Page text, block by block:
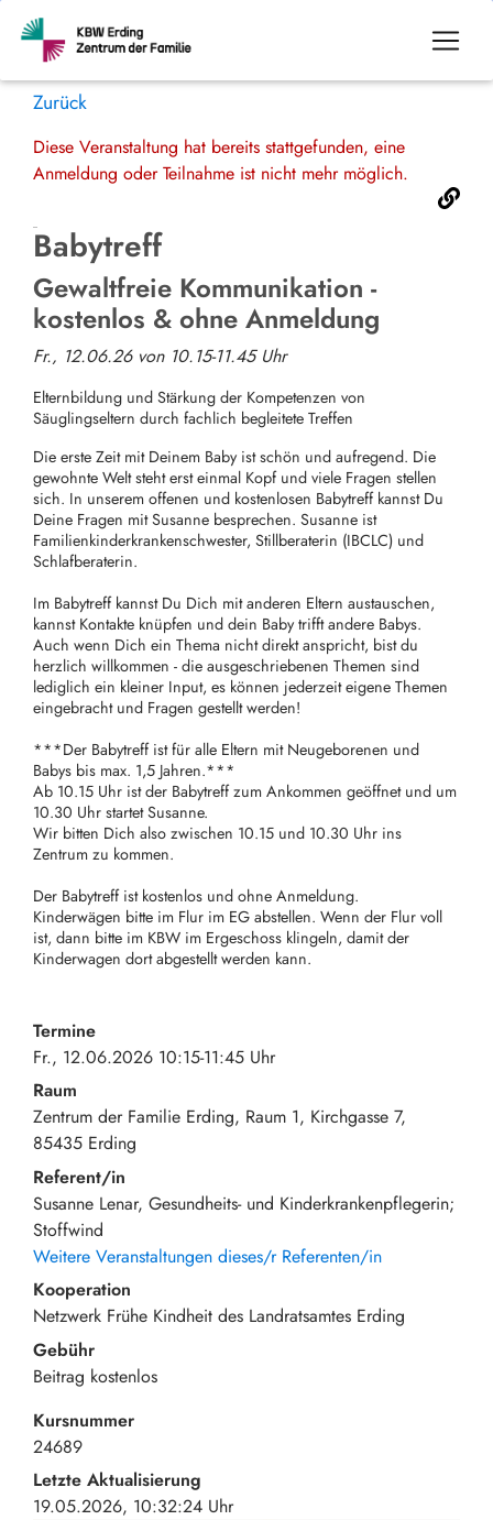
Zurück
Diese Veranstaltung hat bereits stattgefunden, eine
Anmeldung oder Teilnahme ist nicht mehr möglich.
Babytreff
Gewaltfreie Kommunikation -
kostenlos & ohne Anmeldung
Fr., 12.06.26 von 10.15-11.45 Uhr
Elternbildung und Stärkung der Kompetenzen von
Säuglingseltern durch fachlich begleitete Treffen
Die erste Zeit mit Deinem Baby ist schön und aufregend. Die
gewohnte Welt steht erst einmal Kopf und viele Fragen stellen
sich. In unserem offenen und kostenlosen Babytreff kannst Du
Deine Fragen mit Susanne besprechen. Susanne ist
Familienkinderkrankenschwester, Stillberaterin (IBCLC) und
Schlafberaterin.
Im Babytreff kannst Du Dich mit anderen Eltern austauschen,
kannst Kontakte knüpfen und dein Baby trifft andere Babys.
Auch wenn Dich ein Thema nicht direkt anspricht, bist du
herzlich willkommen - die ausgeschriebenen Themen sind
lediglich ein kleiner Input, es können jederzeit eigene Themen
eingebracht und Fragen gestellt werden!
***Der Babytreff ist für alle Eltern mit Neugeborenen und
Babys bis max. 1,5 Jahren.***
Ab 10.15 Uhr ist der Babytreff zum Ankommen geöffnet und um
10.30 Uhr startet Susanne.
Wir bitten Dich also zwischen 10.15 und 10.30 Uhr ins
Zentrum zu kommen.
Der Babytreff ist kostenlos und ohne Anmeldung.
Kinderwägen bitte im Flur im EG abstellen. Wenn der Flur voll
ist, dann bitte im KBW im Ergeschoss klingeln, damit der
Kinderwagen dort abgestellt werden kann.
Termine
Fr., 12.06.2026 10:15-11:45 Uhr
Raum
Zentrum der Familie Erding, Raum 1 Kirchgasse 7
85435 Erding
Referent/in
Susanne Lenar, Gesundheits- und Kinderkrankenpflegerin;
Stoffwind
Weitere Veranstaltungen dieses/r Referenten/in
Kooperation
Netzwerk Frühe Kindheit des Landratsamtes Erding
Gebühr
Beitrag kostenlos
Kursnummer
24689
Letzte Aktualisierung
19.05.2026, 10:32:24 Uhr